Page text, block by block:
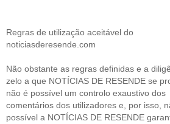
Regras de utilização aceitável do
noticiasderesende.com
Não obstante as regras definidas e a
zelo a que NOTÍCIAS DE RESENDE se
não é possível um controlo exaustivo dos
comentários dos utilizadores e, por isso,
possível a NOTÍCIAS DE RESENDE